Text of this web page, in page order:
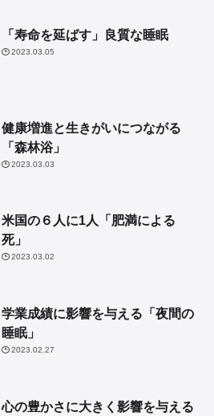
「寿命を延ばす」良質な睡眠
2023.03.05
健康増進と生きがいにつながる
「森林浴」
2023.03.03
米国の６人に1人「肥満による
死」
2023.03.02
学業成績に影響を与える「夜間の
睡眠」
2023.02.27
心の豊かさに大きく影響を与える